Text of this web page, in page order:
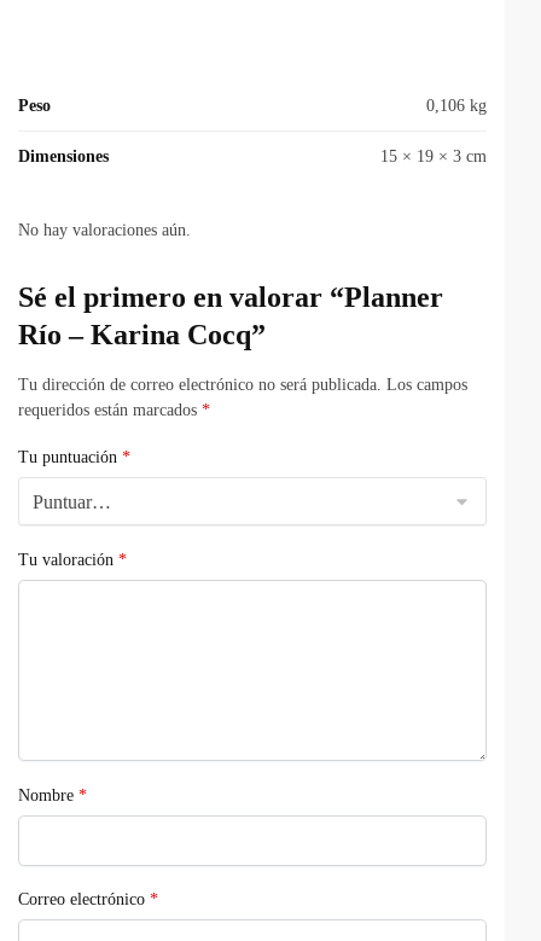
Peso 0,106 kg
Dimensiones 15 × 19 × 3 cm
No hay valoraciones aún.
Sé el primero en valorar “Planner
Río – Karina Cocq”
Tu dirección de correo electrónico no será publicada. Los campos
requeridos están marcados *
Tu puntuación *
Tu valoración *
Nombre *
Correo electrónico *